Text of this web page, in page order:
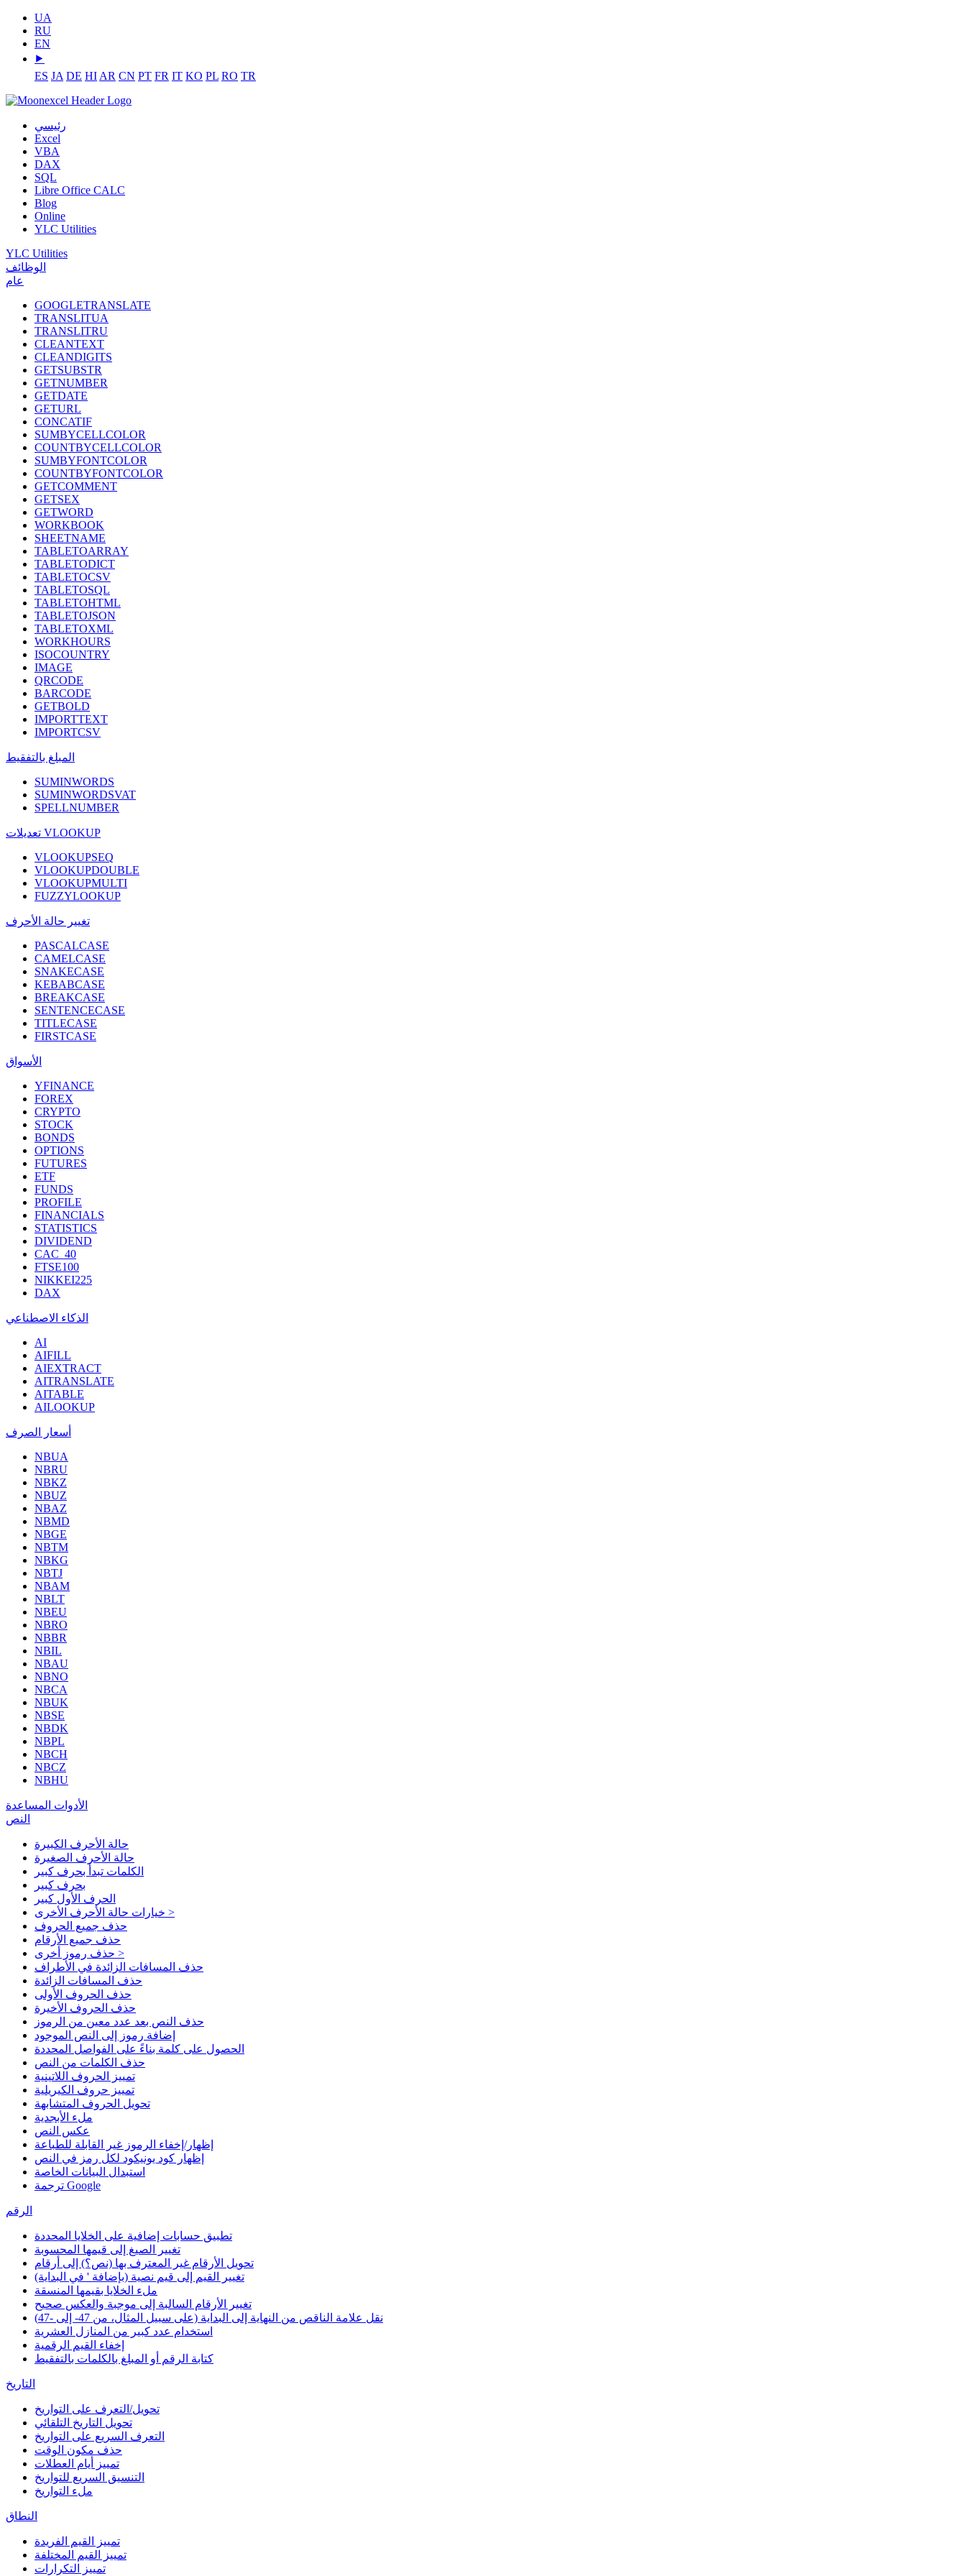
UA
RU
EN
⯈
ES JA DE HI AR CN PT FR IT KO PL RO TR
رئيسي
Excel
VBA
DAX
SQL
Libre Office CALC
Blog
Online
YLC Utilities
YLC Utilities
الوظائف
عام
GOOGLETRANSLATE
TRANSLITUA
TRANSLITRU
CLEANTEXT
CLEANDIGITS
GETSUBSTR
GETNUMBER
GETDATE
GETURL
CONCATIF
SUMBYCELLCOLOR
COUNTBYCELLCOLOR
SUMBYFONTCOLOR
COUNTBYFONTCOLOR
GETCOMMENT
GETSEX
GETWORD
WORKBOOK
SHEETNAME
TABLETOARRAY
TABLETODICT
TABLETOCSV
TABLETOSQL
TABLETOHTML
TABLETOJSON
TABLETOXML
WORKHOURS
ISOCOUNTRY
IMAGE
QRCODE
BARCODE
GETBOLD
IMPORTTEXT
IMPORTCSV
المبلغ بالتفقيط
SUMINWORDS
SUMINWORDSVAT
SPELLNUMBER
تعديلات VLOOKUP
VLOOKUPSEQ
VLOOKUPDOUBLE
VLOOKUPMULTI
FUZZYLOOKUP
تغيير حالة الأحرف
PASCALCASE
CAMELCASE
SNAKECASE
KEBABCASE
BREAKCASE
SENTENCECASE
TITLECASE
FIRSTCASE
الأسواق
YFINANCE
FOREX
CRYPTO
STOCK
BONDS
OPTIONS
FUTURES
ETF
FUNDS
PROFILE
FINANCIALS
STATISTICS
DIVIDEND
CAC_40
FTSE100
NIKKEI225
DAX
الذكاء الاصطناعي
AI
AIFILL
AIEXTRACT
AITRANSLATE
AITABLE
AILOOKUP
أسعار الصرف
NBUA
NBRU
NBKZ
NBUZ
NBAZ
NBMD
NBGE
NBTM
NBKG
NBTJ
NBAM
NBLT
NBEU
NBRO
NBBR
NBIL
NBAU
NBNO
NBCA
NBUK
NBSE
NBDK
NBPL
NBCH
NBCZ
NBHU
الأدوات المساعدة
النص
حالة الأحرف الكبيرة
حالة الأحرف الصغيرة
الكلمات تبدأ بحرف كبير
بحرف كبير
الحرف الأول كبير
خيارات حالة الأحرف الأخرى >
حذف جميع الحروف
حذف جميع الأرقام
حذف رموز أخرى >
حذف المسافات الزائدة في الأطراف
حذف المسافات الزائدة
حذف الحروف الأولى
حذف الحروف الأخيرة
حذف النص بعد عدد معين من الرموز
إضافة رموز إلى النص الموجود
الحصول على كلمة بناءً على الفواصل المحددة
حذف الكلمات من النص
تمييز الحروف اللاتينية
تمييز حروف الكيريلية
تحويل الحروف المتشابهة
ملء الأبجدية
عكس النص
إظهار/إخفاء الرموز غير القابلة للطباعة
إظهار كود يونيكود لكل رمز في النص
استبدال البيانات الخاصة
ترجمة Google
الرقم
تطبيق حسابات إضافية على الخلايا المحددة
تغيير الصيغ إلى قيمها المحسوبة
تحويل الأرقام غير المعترف بها (نص؟) إلى أرقام
تغيير القيم إلى قيم نصية (بإضافة ' في البداية)
ملء الخلايا بقيمها المنسقة
تغيير الأرقام السالبة إلى موجبة والعكس صحيح
نقل علامة الناقص من النهاية إلى البداية (على سبيل المثال، من 47- إلى -47)
استخدام عدد كبير من المنازل العشرية
إخفاء القيم الرقمية
كتابة الرقم أو المبلغ بالكلمات بالتفقيط
التاريخ
تحويل/التعرف على التواريخ
تحويل التاريخ التلقائي
التعرف السريع على التواريخ
حذف مكون الوقت
تمييز أيام العطلات
التنسيق السريع للتواريخ
ملء التواريخ
النطاق
تمييز القيم الفريدة
تمييز القيم المختلفة
تمييز التكرارات